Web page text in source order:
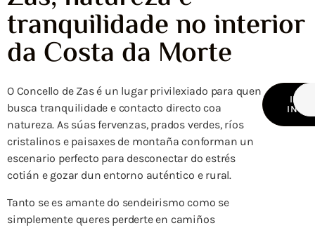
tranquilidade no interior
da Costa da Morte
O Concello de Zas é un lugar privilexiado para quen
busca tranquilidade e contacto directo coa
natureza. As súas fervenzas, prados verdes, ríos
cristalinos e paisaxes de montaña conforman un
escenario perfecto para desconectar do estrés
cotián e gozar dun entorno auténtico e rural.
Tanto se es amante do sendeirismo como se
simplemente queres perderte en camiños